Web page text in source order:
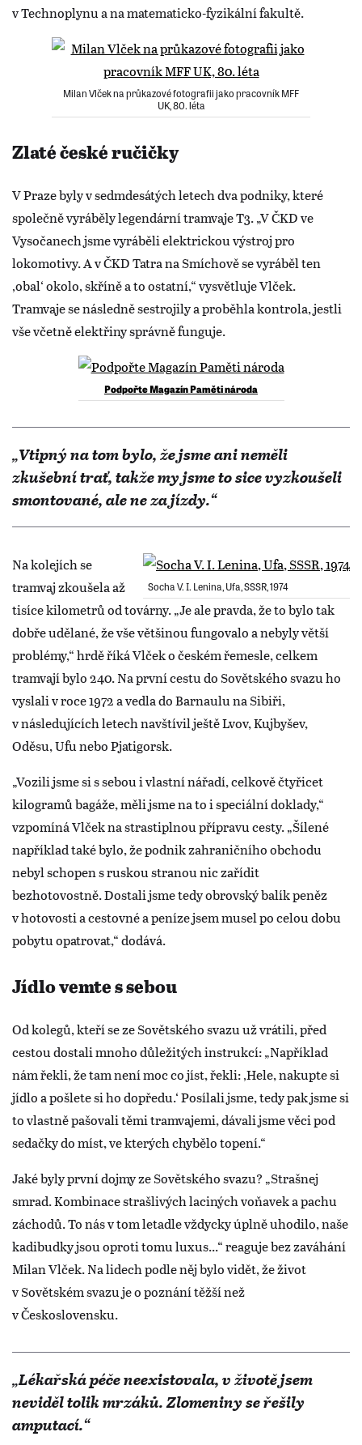
v Technoplynu a na matematicko-fyzikální fakultě.
Milan Vlček na průkazové fotografii jako pracovník MFF
UK, 80. léta
Zlaté české ručičky
V Praze byly v sedmdesátých letech dva podniky, které
společně vyráběly legendární tramvaje T3. „V ČKD ve
Vysočanech jsme vyráběli elektrickou výstroj pro
lokomotivy. A v ČKD Tatra na Smíchově se vyráběl ten
‚obal‘ okolo, skříně a to ostatní,“ vysvětluje Vlček.
Tramvaje se následně sestrojily a proběhla kontrola, jestli
vše včetně elektřiny správně funguje.
Podpořte Magazín Paměti národa
„Vtipný na tom bylo, že jsme ani neměli
zkušební trať, takže my jsme to sice vyzkoušeli
smontované, ale ne za jízdy.“
Socha V. I. Lenina, Ufa, SSSR, 1974
Na kolejích se
tramvaj zkoušela až
tisíce kilometrů od továrny. „Je ale pravda, že to bylo tak
dobře udělané, že vše většinou fungovalo a nebyly větší
problémy,“ hrdě říká Vlček o českém řemesle, celkem
tramvají bylo 240. Na první cestu do Sovětského svazu ho
vyslali v roce 1972 a vedla do Barnaulu na Sibiři,
v následujících letech navštívil ještě Lvov, Kujbyšev,
Oděsu, Ufu nebo Pjatigorsk.
„Vozili jsme si s sebou i vlastní nářadí, celkově čtyřicet
kilogramů bagáže, měli jsme na to i speciální doklady,“
vzpomíná Vlček na strastiplnou přípravu cesty. „Šílené
například také bylo, že podnik zahraničního obchodu
nebyl schopen s ruskou stranou nic zařídit
bezhotovostně. Dostali jsme tedy obrovský balík peněz
v hotovosti a cestovné a peníze jsem musel po celou dobu
pobytu opatrovat,“ dodává.
Jídlo vemte s sebou
Od kolegů, kteří se ze Sovětského svazu už vrátili, před
cestou dostali mnoho důležitých instrukcí: „Například
nám řekli, že tam není moc co jíst, řekli: ‚Hele, nakupte si
jídlo a pošlete si ho dopředu.‘ Posílali jsme, tedy pak jsme si
to vlastně pašovali těmi tramvajemi, dávali jsme věci pod
sedačky do míst, ve kterých chybělo topení.“
Jaké byly první dojmy ze Sovětského svazu? „Strašnej
smrad. Kombinace strašlivých laciných voňavek a pachu
záchodů. To nás v tom letadle vždycky úplně uhodilo, naše
kadibudky jsou oproti tomu luxus...“ reaguje bez zaváhání
Milan Vlček. Na lidech podle něj bylo vidět, že život
v Sovětském svazu je o poznání těžší než
v Československu.
„Lékařská péče neexistovala, v životě jsem
neviděl tolik mrzáků. Zlomeniny se řešily
amputací.“